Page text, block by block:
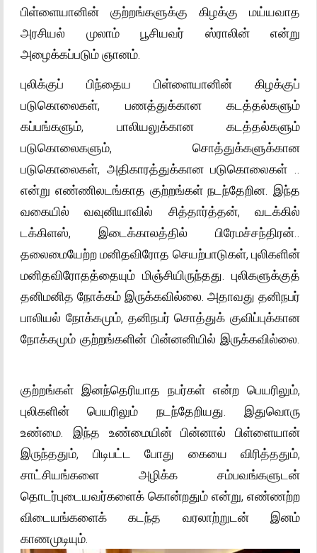
பிள்ளையானின் குற்றங்களுக்கு கிழக்கு மய்யவாத
அரசியல் முலாம் பூசியவர் ஸ்ராலின் என்று
அழைக்கப்படும் ஞானம்.
புலிக்குப் பிந்தைய பிள்ளையானின் கிழக்குப்
படுகொலைகள், பணத்துக்கான கடத்தல்களும்
கப்பங்களும், பாலியலுக்கான கடத்தல்களும்
படுகொலைகளும், சொத்துக்களுக்கான
படுகொலைகள், அதிகாரத்துக்கான படுகொலைகள் ..
என்று எண்ணிலடங்காத குற்றங்கள் நடந்தேறின. இந்த
வகையில் வவுனியாவில் சித்தார்த்தன், வடக்கில்
டக்கிளஸ், இடைக்காலத்தில் பிரேமச்சந்திரன்..
தலைமையேற்ற மனிதவிரோத செயற்பாடுகள், புலிகளின்
மனிதவிரோதத்தையும் மிஞ்சியிருந்தது. புலிகளுக்குத்
தனிமனித நோக்கம் இருக்கவில்லை. அதாவது தனிநபர்
பாலியல் நோக்கமும், தனிநபர் சொத்துக் குவிப்புக்கான
நோக்கமும் குற்றங்களின் பின்னனியில் இருக்கவில்லை.
குற்றங்கள் இனந்தெரியாத நபர்கள் என்ற பெயரிலும்,
புலிகளின் பெயரிலும் நடந்தேறியது. இதுவொரு
உண்மை. இந்த உண்மையின் பின்னால் பிள்ளையான்
இருந்ததும், பிடிபட்ட போது கையை விரித்ததும்,
சாட்சியங்களை அழிக்க சம்பவங்களுடன்
தொடர்புடையவர்களைக் கொன்றதும் என்று, எண்ணற்ற
விடையங்களைக் கடந்த வரலாற்றுடன் இனம்
காணமுடியும்.